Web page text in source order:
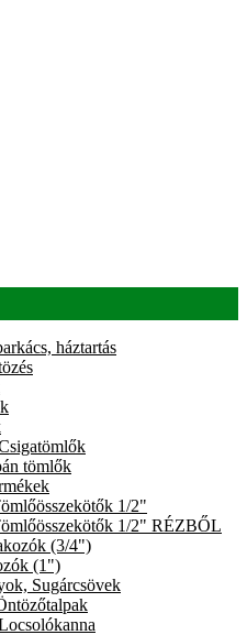
háztartás
tömlők
1/2"
1/2" RÉZBŐL
(3/4")
(1")
Sugárcsövek